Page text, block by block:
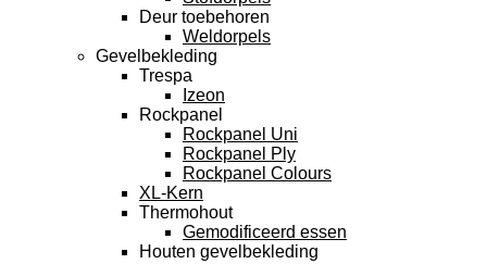
Deur toebehoren
Weldorpels
Gevelbekleding
Trespa
Izeon
Rockpanel
Rockpanel Uni
Rockpanel Ply
Rockpanel Colours
XL-Kern
Thermohout
Gemodificeerd essen
Houten gevelbekleding